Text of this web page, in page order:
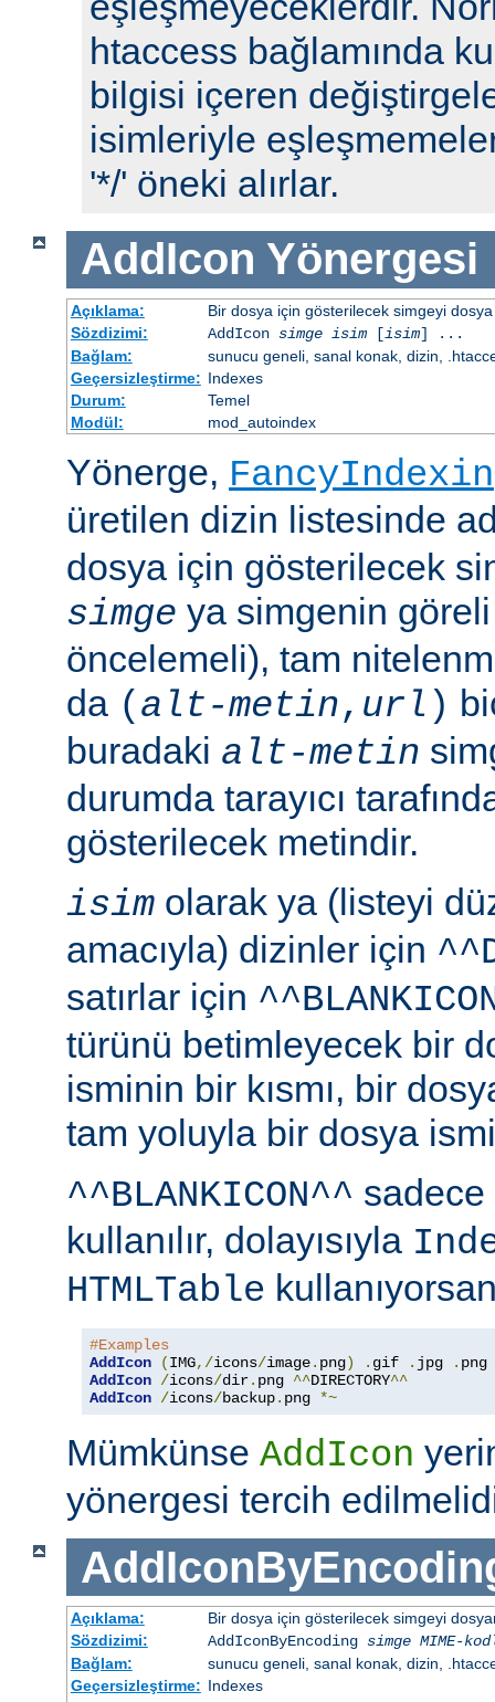
htaccess bağlamında
bilgisi içeren
isimleriyle
'*/' öneki alırlar.
AddIcon Yönergesi
Açıklama:
Bir dosya için gösterilecek simgeyi
Sözdizimi:
AddIcon simge isim[isim] ...
Bağlam:
sunucu geneli, sanal konak, dizin,
Geçersizleştirme: Indexes
Durum:
Temel
Modül:
mod_autoindex
Yönerge,
üretilen dizin listesinde
dosya için gösterilecek
simge ya simgenin göreli
öncelemeli), tam
da ( alt-metin, url )
buradaki alt-metin
durumda tarayıcı
gösterilecek metindir.
isim olarak ya (listeyi
amacıyla) dizinler için
satırlar için
türünü betimleyecek bir
isminin bir kısmı, bir
tam yoluyla bir dosya
^^BLANKICON^^
kullanılır, dolayısıyla
HTMLTable
#Examples
AddIcon
(IMG,/icons/image. png) . gif . jpg .
AddIcon /icons/dir. png ^^DIRECTORY^^
AddIcon /icons/backup. png *~
Mümkünse AddIcon
yönergesi tercih
Açıklama:
Bir dosya için gösterilecek simgeyi
Sözdizimi:
AddIconByEncoding simge MIME-
Bağlam:
sunucu geneli, sanal konak, dizin,
Geçersizleştirme: Indexes